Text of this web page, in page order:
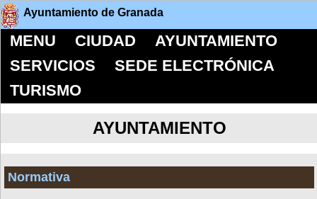
Ayuntamiento de Granada
MENU CIUDAD
AYUNTAMIENTO
SERVICIOS
SEDE ELECTRÓNICA
TURISMO
AYUNTAMIENTO
Normativa